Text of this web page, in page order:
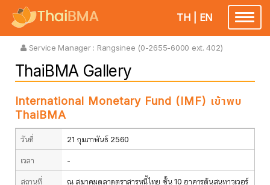
Toggle
TH EN
Service Manager : Rangsinee (0-2655-6000 ext. 402)
ThaiBMA Gallery
International Monetary Fund (IMF) เข้าพบ
ThaiBMA
วันที่ 21 กุมภาพันธ์ 2560
เวลา -
สถานที่ ณ สมาคมตลาดตราสารหนี้ไทย ชั้น 10 อาคารต้นสนทาวเวอร์